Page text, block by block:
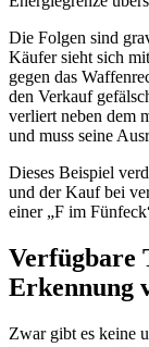
Die Folgen sind
Käufer sieht sich
gegen das
den Verkauf
verliert neben dem
und muss seine
Dieses Beispiel
und der Kauf bei
einer „F im
Verfügbare
Erkennung
Zwar gibt es keine